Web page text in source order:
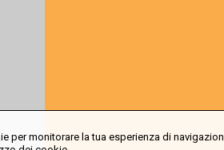
per monitorare la tua esperienza di